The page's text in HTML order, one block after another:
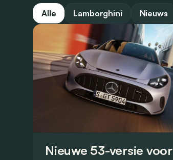
Alle Lamborghini Nieuws
Nieuwe 53-versie voor